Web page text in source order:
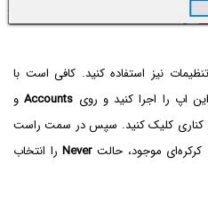
نیز استفاده کنید. کافی است با
اپ را اجرا کنید و روی Accountsو
کناری کلیک کنید. سپس در سمت راست
موجود، حالتNeverرا انتخاب